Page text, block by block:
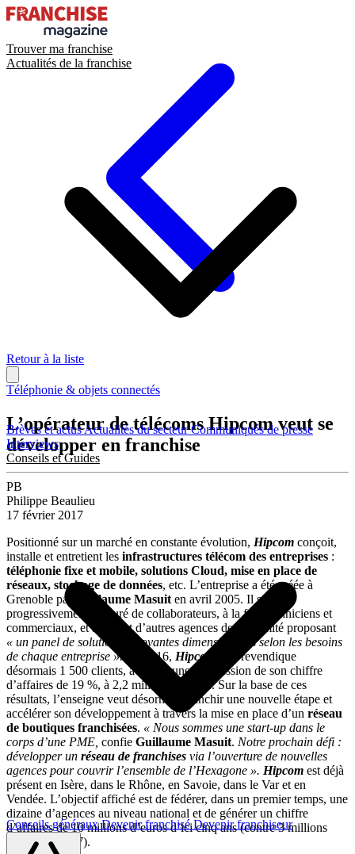
Trouver ma franchise
Actualités de la franchise
Brèves et actusActualités du secteurCommuniqués de presse
Interviews
Conseils et Guides
Conseils générauxDevenir franchiséDevenir franchiseur
Retour à la liste
Téléphonie & objets connectés
L’opérateur de télécoms Hipcom veut se
développer en franchise
PB
Philippe Beaulieu
17 février 2017
Positionné sur un marché en constante évolution, Hipcom conçoit,
installe et entretient les infrastructures télécom des entreprises :
téléphonie fixe et mobile, solutions Cloud, mise en place de
réseaux, stockage de données, etc. L’entreprise a été créée à
Grenoble par
Guillaume Masuit en avril 2005. Il s’est
progressivement entouré de collaborateurs, à la fois techniciens et
commerciaux, et a ouvert d’autres agences de proximité proposant
« un panel de solutions innovantes dimensionnées selon les besoins
de chaque entreprise ». En 2016, Hipcom
, qui revendique
désormais 1 500 clients, a connu une progression de son chiffre
d’affaires de 19 %, à 2,2 millions d’euros. Sur la base de ces
résultats, l’enseigne veut désormais franchir une nouvelle étape et
accélérer son développement à travers la mise en place d’un réseau
de boutiques franchisées. « Nous sommes une start-up dans le
corps d’une PME, confie Guillaume Masuit. Notre prochain défi :
développer un réseau de franchises via l’ouverture de nouvelles
agences pour couvrir l’ensemble de l’Hexagone ». Hipcom est déjà
présent en Isère, dans le Rhône, en Savoie, dans le Var et en
Vendée. L’objectif affiché est de fédérer, dans un premier temps, une
dizaine d’agences au niveau national et de générer un chiffre
d’affaires de 10 millions d’euros d’ici cinq ans (contre 3 millions
prévus en 2017).